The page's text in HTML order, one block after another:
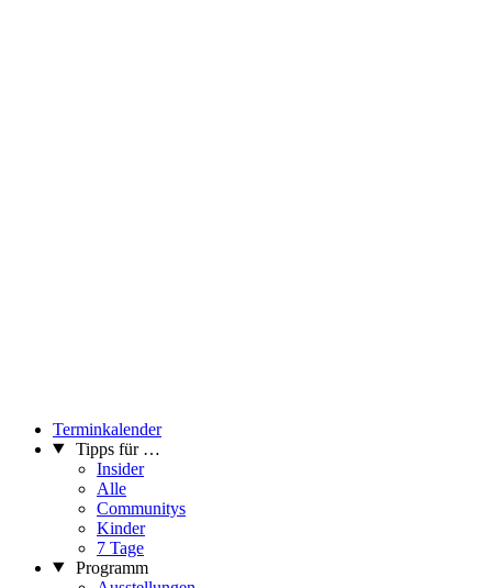
Terminkalender
Tipps für …
Insider
Alle
Communitys
Kinder
7 Tage
Programm